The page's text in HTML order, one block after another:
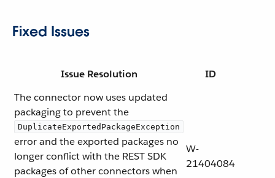
Fixed Issues
Issue Resolution
ID
The connector now uses updated
packaging to prevent the
DuplicateExportedPackageException
error and the exported packages no
longer conflict with the REST SDK
packages of other connectors when
W-
21404084